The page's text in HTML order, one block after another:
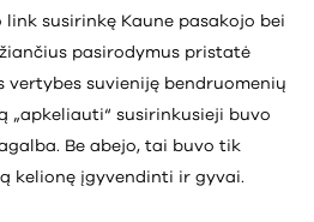
link susirinkę Kaune pasakojo bei
pasirodymus pristatė
suvieniję bendruomenių
„apkeliauti“ susirinkusieji buvo
Be abejo, tai buvo tik
kelionę įgyvendinti ir gyvai.